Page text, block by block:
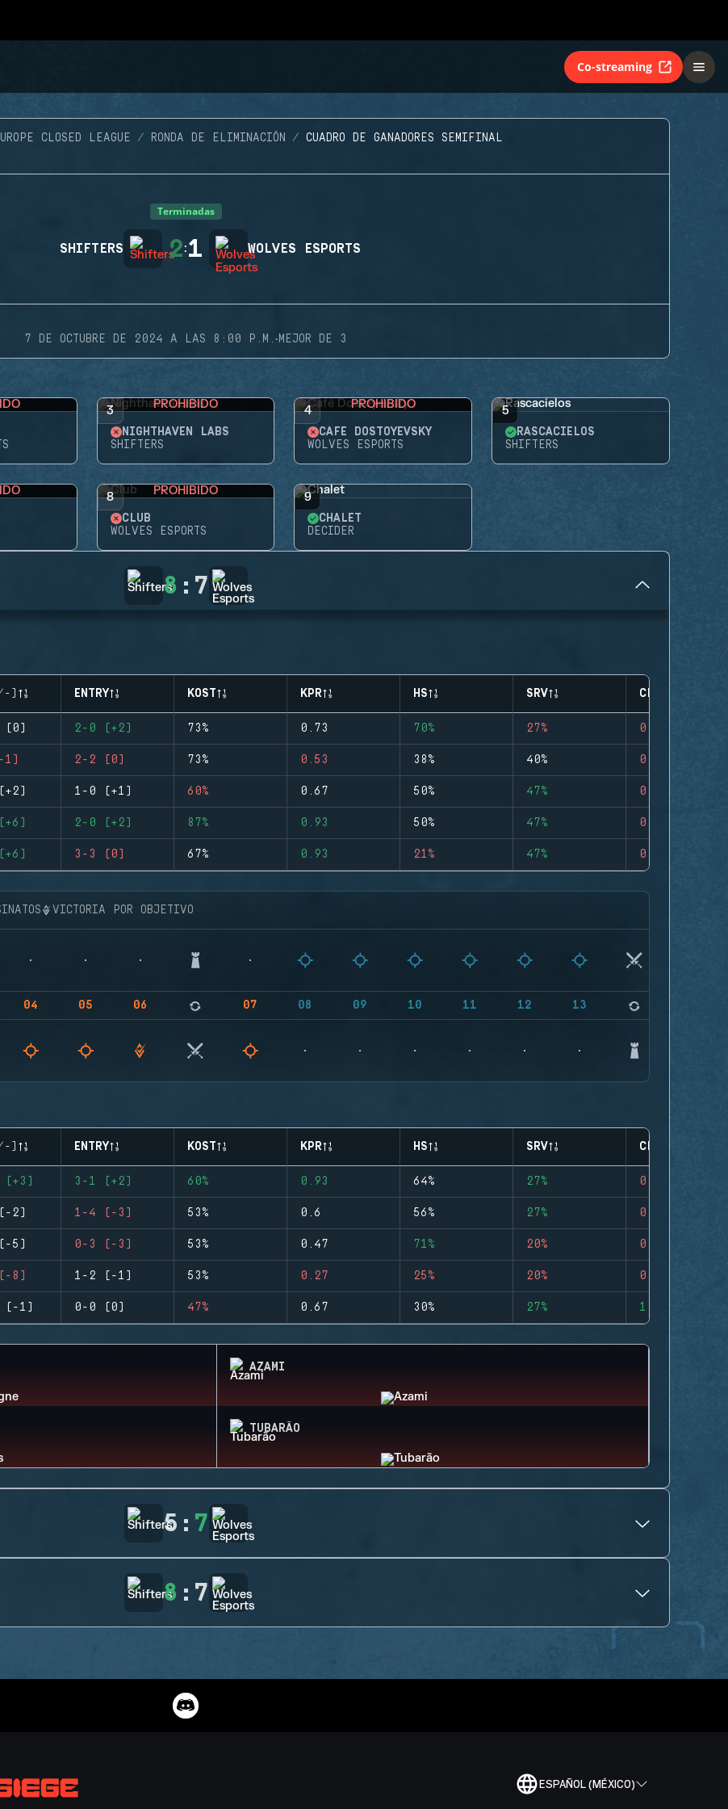
Co-streaming
CLOSED LEAGUE RONDA DE ELIMINACIÓN CUADRO DE GANADORES SEMIFINAL
Terminadas
SHIFTERS 2:1 WOLVES ESPORTS
7 DE OCTUBRE DE 2024 A LAS 8:00 P.M. ·MEJOR DE 3
3 PROHIBIDO
NIGHTHAVEN LABS
SHIFTERS
4 PROHIBIDO
CAFÉ DOSTOYEVSKY
WOLVES ESPORTS
5
RASCACIELOS
SHIFTERS
8 PROHIBIDO
CLUB
WOLVES ESPORTS
9
CHALET
DECIDER
8 : 7
) ENTRY KOST KPR HS SRV CLUTCHES
(0) 2-0 (+2) 73% 0.73 70% 27% 0
2-2 (0) 73% 0.53 38% 40% 0
1-0 (+1) 60% 0.67 50% 47% 0
2-0 (+2) 87% 0.93 50% 47% 0
3-3 (0) 67% 0.93 21% 47% 0
VICTORIA POR OBJETIVO
04 05 06 07 08 09 10 11 12 13
) ENTRY KOST KPR HS SRV CLUTCHES
(+3) 3-1 (+2) 60% 0.93 64% 27% 0
2) 1-4 (-3) 53% 0.6 56% 27% 0
5) 0-3 (-3) 53% 0.47 71% 20% 0
8) 1-2 (-1) 53% 0.27 25% 20% 0
(-1) 0-0 (0) 47% 0.67 30% 27% 1
AZAMI
TUBARÃO
5 : 7
8 : 7
ESPAÑOL (MÉXICO)